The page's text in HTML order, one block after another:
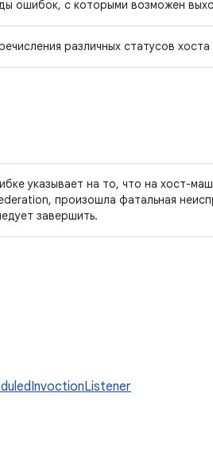
ошибок, с которыми возможен
различных статусов хоста
указывает на то, что на хост-
произошла фатальная
завершить.